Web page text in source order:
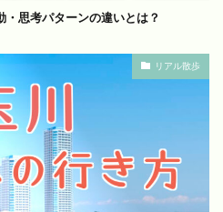
思考パターンの違いとは？
リアル散歩